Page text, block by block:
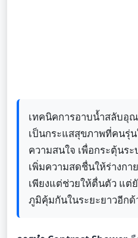
เทคนิคการอาบน้ำสลับอุ
เป็นกระแสสุขภาพที่คนรุ่
ความสนใจ เพื่อกระตุ้นร
เพิ่มความสดชื่นให้ร่างกา
เพียงแต่ช่วยให้ตื่นตัว แต่
ภูมิคุ้มกันในระยะยาวอีกด้